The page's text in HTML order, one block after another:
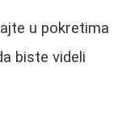
u pokretima
biste videli